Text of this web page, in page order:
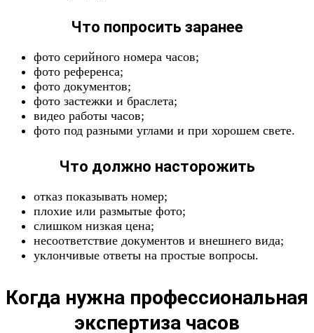
Что попросить заранее
фото серийного номера часов;
фото референса;
фото документов;
фото застежки и браслета;
видео работы часов;
фото под разными углами и при хорошем свете.
Что должно насторожить
отказ показывать номер;
плохие или размытые фото;
слишком низкая цена;
несоответствие документов и внешнего вида;
уклончивые ответы на простые вопросы.
Когда нужна профессиональная
экспертиза часов